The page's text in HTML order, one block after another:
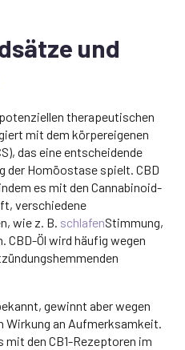
und
therapeutischen
mit dem körpereigenen
das eine entscheidende
der Homöostase spielt. CBD
es mit den Cannabinoid-
verschiedene
wie z. B. schlafenStimmung,
CBD-Öl wird häufig wegen
gewinnt aber wegen
Wirkung an Aufmerksamkeit.
mit den CB1-Rezeptoren im